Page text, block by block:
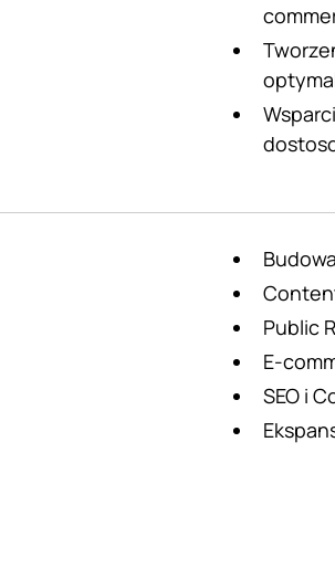
Public
E-
SEO i